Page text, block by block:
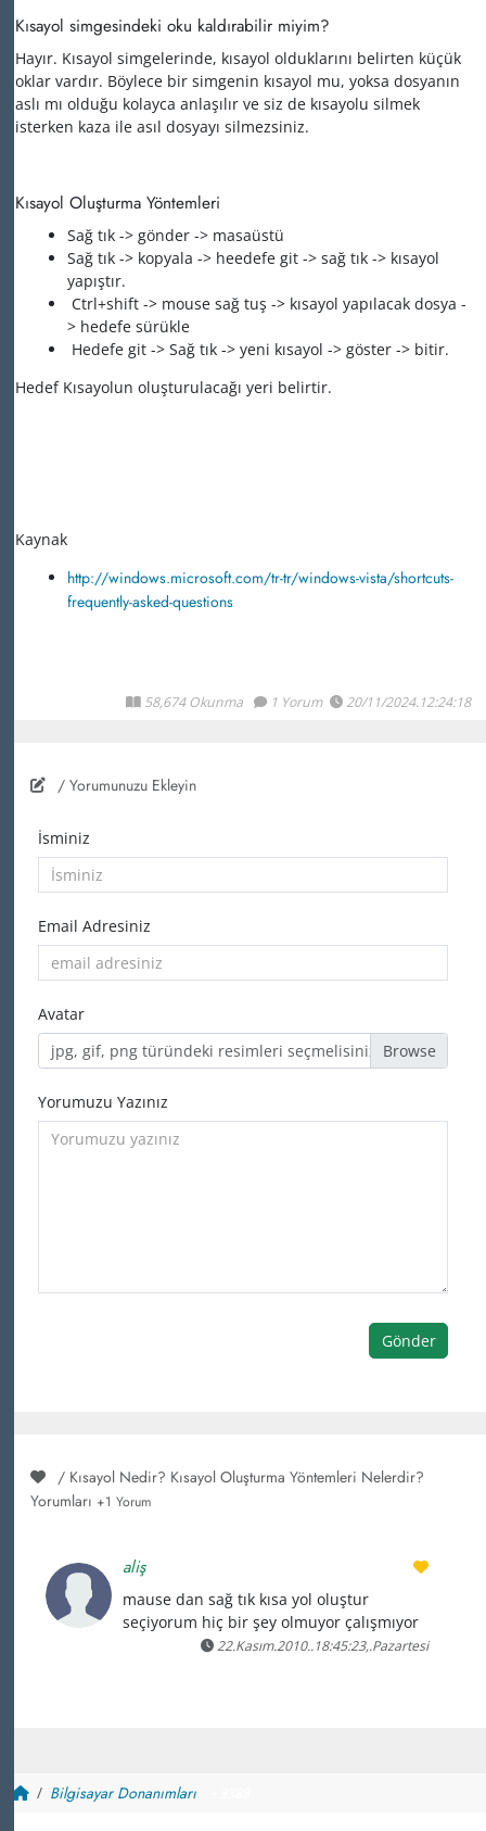
Kısayol simgesindeki oku kaldırabilir miyim?
Hayır. Kısayol simgelerinde, kısayol olduklarını belirten küçük
oklar vardır. Böylece bir simgenin kısayol mu, yoksa dosyanın
aslı mı olduğu kolayca anlaşılır ve siz de kısayolu silmek
isterken kaza ile asıl dosyayı silmezsiniz.
Kısayol Oluşturma Yöntemleri
Sağ tık -> gönder -> masaüstü
Sağ tık -> kopyala -> heedefe git -> sağ tık -> kısayol
yapıştır.
Ctrl+shift -> mouse sağ tuş -> kısayol yapılacak dosya -
> hedefe sürükle
Hedefe git -> Sağ tık -> yeni kısayol -> göster -> bitir.
Hedef Kısayolun oluşturulacağı yeri belirtir.
Kaynak
http://windows.microsoft.com/tr-tr/windows-vista/shortcuts-
frequently-asked-questions
58,674 Okunma 1 Yorum 20/11/2024.12:24:18
/ Yorumunuzu Ekleyin
İsminiz
Email Adresiniz
Avatar
jpg, gif, png türündeki resimleri seçmelisiniz
Yorumuzu Yazınız
Gönder
/ Kısayol Nedir? Kısayol Oluşturma Yöntemleri Nelerdir?
Yorumları +1 Yorum
aliş
mause dan sağ tık kısa yol oluştur
seçiyorum hiç bir şey olmuyor çalışmıyor
22.Kasım.2010..18:45:23,.Pazartesi
Bilgisayar Donanımları